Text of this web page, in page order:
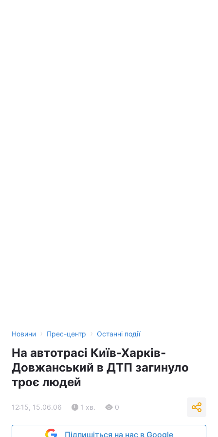
Новини › Прес-центр › Останні події
На автотрасі Київ-Харків-
Довжанський в ДТП загинуло
троє людей
12:15, 15.06.06 1 хв. 0
Підпишіться на нас в Google